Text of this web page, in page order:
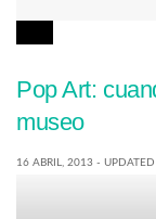
Pop Art:
museo
16 ABRIL, 2013 -